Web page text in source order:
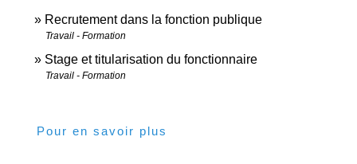
Recrutement dans la fonction publique
Travail - Formation
Stage et titularisation du fonctionnaire
Travail - Formation
Pour en savoir plus